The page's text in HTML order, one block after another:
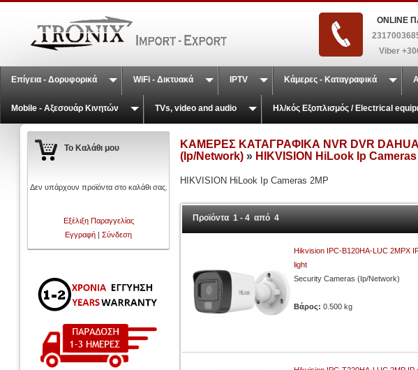
ONLINE
Viber
Επίγεια - Δορυφορικά WiFi - Δικτυακά IPTV Κάμερες - Καταγραφικά
Mobile - Αξεσουάρ Κινητών TVs, video and audio Ηλ/κός Εξοπλισμός / Electrical
Το Καλάθι μου
Δεν υπάρχουν προϊόντα στο καλάθι σας.
Εξέλιξη Παραγγελίας
Εγγραφή |Σύνδεση
ΚΑΜΕΡΕΣ ΚΑΤΑΓΡΑΦΙΚΑ NVR DVR DAHUA
(Ip/Network) » HIKVISION HiLook Ip Cameras
HIKVISION HiLook Ip Cameras 2MP
Προϊόντα 1 - 4 από 4
Hikvision IPC-B120HA-LUC 2MPX
light
Security Cameras (Ip/Network)
Βάρος:0.500 kg